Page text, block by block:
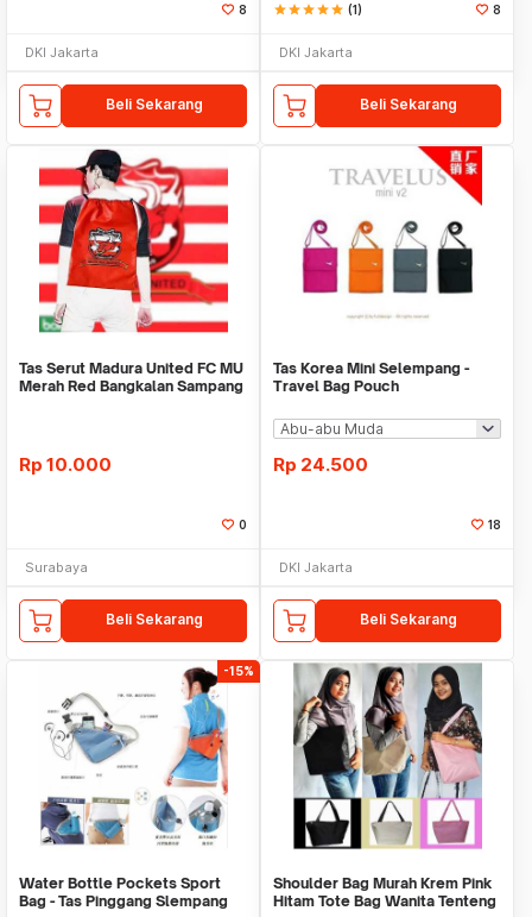
8
DKI Jakarta
Beli Sekarang
starstarstarstarstar (1) 8
DKI Jakarta
Beli Sekarang
Tas Serut Madura United FC MU
Merah Red Bangkalan Sampang
Rp 10.000
0
Surabaya
Beli Sekarang
Tas Korea Mini Selempang -
Travel Bag Pouch
Rp 24.500
18
DKI Jakarta
Beli Sekarang
-15%
Water Bottle Pockets Sport
Bag - Tas Pinggang Slempang
Shoulder Bag Murah Krem Pink
Hitam Tote Bag Wanita Tenteng